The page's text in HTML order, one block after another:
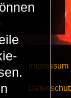
Impressum